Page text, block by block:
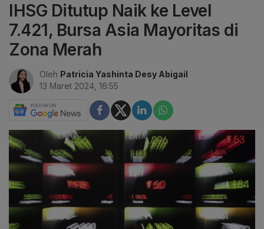
IHSG Ditutup Naik ke Level
7.421, Bursa Asia Mayoritas di
Zona Merah
Oleh Patricia Yashinta Desy Abigail
13 Maret 2024, 16:55